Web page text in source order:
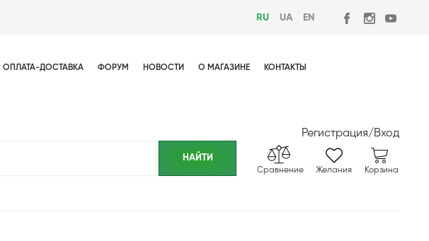
RU UA EN
ОПЛАТА-ДОСТАВКА ФОРУМ НОВОСТИ О МАГАЗИНЕ КОНТАКТЫ
Регистрация/Вход
Сравнение Желания Корзина